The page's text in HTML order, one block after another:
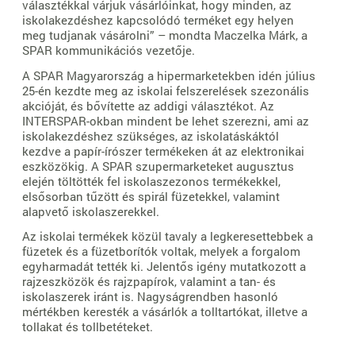
választékkal várjuk vásárlóinkat, hogy minden, az
iskolakezdéshez kapcsolódó terméket egy helyen
meg tudjanak vásárolni” – mondta Maczelka Márk, a
SPAR kommunikációs vezetője.
A SPAR Magyarország a hipermarketekben idén július
25-én kezdte meg az iskolai felszerelések szezonális
akcióját, és bővítette az addigi választékot. Az
INTERSPAR-okban mindent be lehet szerezni, ami az
iskolakezdéshez szükséges, az iskolatáskáktól
kezdve a papír-írószer termékeken át az elektronikai
eszközökig. A SPAR szupermarketeket augusztus
elején töltötték fel iskolaszezonos termékekkel,
elsősorban tűzött és spirál füzetekkel, valamint
alapvető iskolaszerekkel.
Az iskolai termékek közül tavaly a legkeresettebbek a
füzetek és a füzetborítók voltak, melyek a forgalom
egyharmadát tették ki. Jelentős igény mutatkozott a
rajzeszközök és rajzpapírok, valamint a tan- és
iskolaszerek iránt is. Nagyságrendben hasonló
mértékben keresték a vásárlók a tolltartókat, illetve a
tollakat és tollbetéteket.